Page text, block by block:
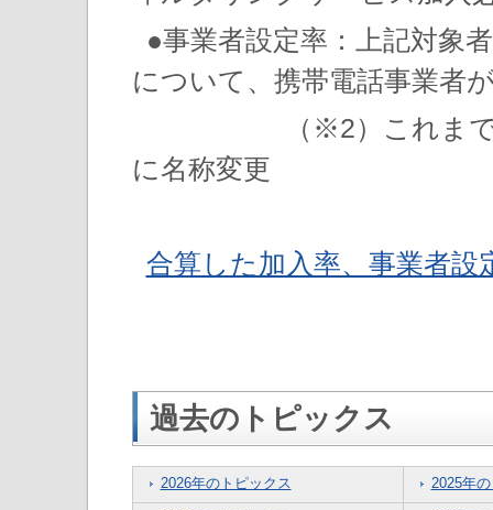
●事業者設定率：上記対象
について、携帯電話事業者
（※2）これまでの「
に名称変更
合算した加入率、事業者設
過去のトピックス
2026年のトピックス 2025年